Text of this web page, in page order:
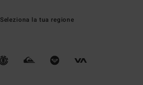
Seleziona la tua regione